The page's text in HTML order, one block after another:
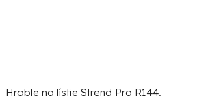
Hrable na lístie Strend Pro R144,